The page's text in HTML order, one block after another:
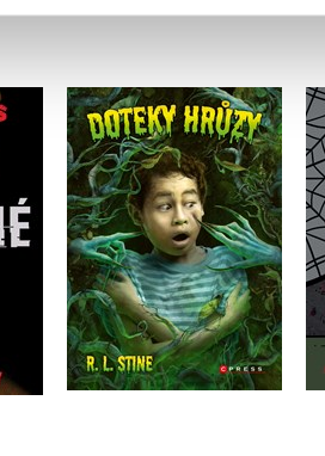
Doteky hrůzy
R LStine
Do košíku
369 Kč
295 Kč